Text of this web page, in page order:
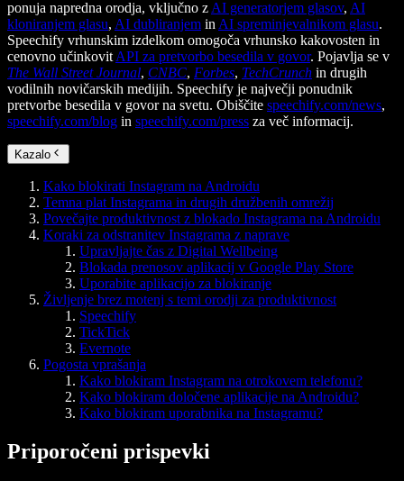
ponuja napredna orodja, vključno z AI generatorjem glasov, AI
kloniranjem glasu, AI dubliranjem in AI spreminjevalnikom glasu.
Speechify vrhunskim izdelkom omogoča vrhunsko kakovosten in
cenovno učinkovit API za pretvorbo besedila v govor. Pojavlja se v
The Wall Street Journal, CNBC, Forbes, TechCrunch in drugih
vodilnih novičarskih medijih. Speechify je največji ponudnik
pretvorbe besedila v govor na svetu. Obiščite speechify.com/news,
speechify.com/blog in speechify.com/press za več informacij.
Kazalo
Kako blokirati Instagram na Androidu
Temna plat Instagrama in drugih družbenih omrežij
Povečajte produktivnost z blokado Instagrama na Androidu
Koraki za odstranitev Instagrama z naprave
Upravljajte čas z Digital Wellbeing
Blokada prenosov aplikacij v Google Play Store
Uporabite aplikacijo za blokiranje
Življenje brez motenj s temi orodji za produktivnost
Speechify
TickTick
Evernote
Pogosta vprašanja
Kako blokiram Instagram na otrokovem telefonu?
Kako blokiram določene aplikacije na Androidu?
Kako blokiram uporabnika na Instagramu?
Priporočeni prispevki